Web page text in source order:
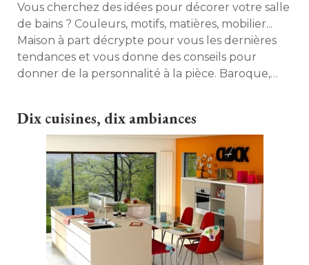
Vous cherchez des idées pour décorer votre salle
de bains ? Couleurs, motifs, matières, mobilier...
Maison à part décrypte pour vous les dernières
tendances et vous donne des conseils pour
donner de la personnalité à la pièce. Baroque,
Dix cuisines, dix ambiances